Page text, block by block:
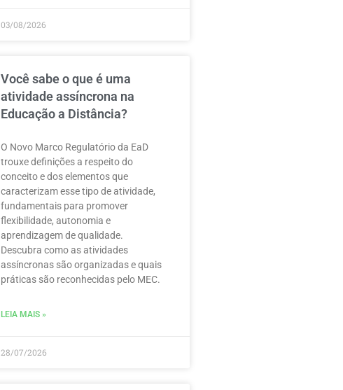
03/08/2026
Você sabe o que é uma
atividade assíncrona na
Educação a Distância?
O Novo Marco Regulatório da EaD
trouxe definições a respeito do
conceito e dos elementos que
caracterizam esse tipo de atividade,
fundamentais para promover
flexibilidade, autonomia e
aprendizagem de qualidade.
Descubra como as atividades
assíncronas são organizadas e quais
práticas são reconhecidas pelo MEC.
LEIA MAIS »
28/07/2026